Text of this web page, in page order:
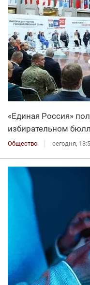
«Единая Россия»
избирательном
Общество сегодня,